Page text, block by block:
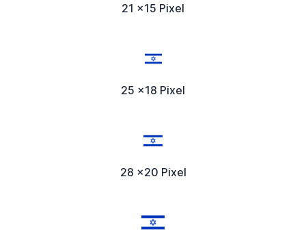
21 x15 Pixel
25 x18 Pixel
28 x20 Pixel